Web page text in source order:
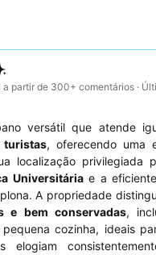
partir de 300+ comentários ·
versátil que atende
turistas, oferecendo uma
localização privilegiada
Universitáriae a
A propriedade
e bem conservadas,
cozinha, ideais
elogiam